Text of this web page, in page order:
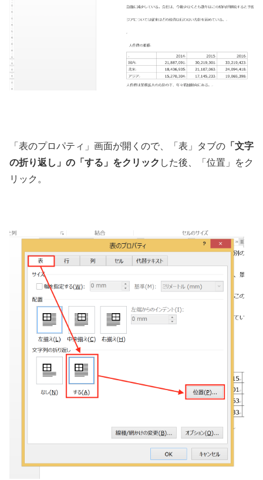
「表のプロパティ」画面が開くので、「表」タブの 「文字
の折り返し」の「する」をクリック した後、「位置」をク
リック。